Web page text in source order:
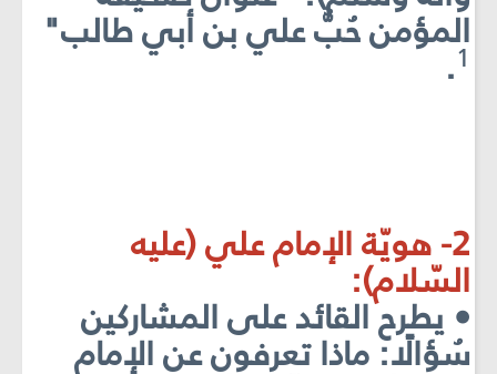
المؤمن حُبُّ علي بن أبي طالب"
1
.
2- هويّة الإمام علي (عليه
السّلام):
• يطرح القائد على المشاركين
سُؤالًا: ماذا تعرفون عن الإمام